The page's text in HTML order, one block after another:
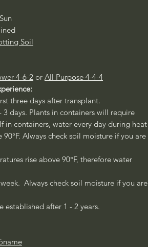
Soil
4-6-2 or All Purpose 4-4-4
three days after transplant.
3 days. Plants in containers will require
in containers, water every day during heat
Always check soil moisture if you are
rise above 90°F, therefore water
Always check soil moisture if you are
after 1 - 2 years.